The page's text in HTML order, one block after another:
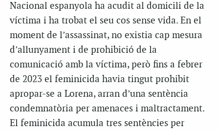
Nacional espanyola ha acudit al domicili de la
víctima i ha trobat el seu cos sense vida. En el
moment de l’assassinat, no existia cap mesura
d’allunyament i de prohibició de la
comunicació amb la víctima, però fins a febrer
de 2023 el feminicida havia tingut prohibit
apropar-se a Lorena, arran d’una sentència
condemnatòria per amenaces i maltractament.
El feminicida acumula tres sentències per